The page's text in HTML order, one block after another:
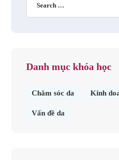
Danh mục khóa học
Chăm sóc da Kinh
Vấn đề da